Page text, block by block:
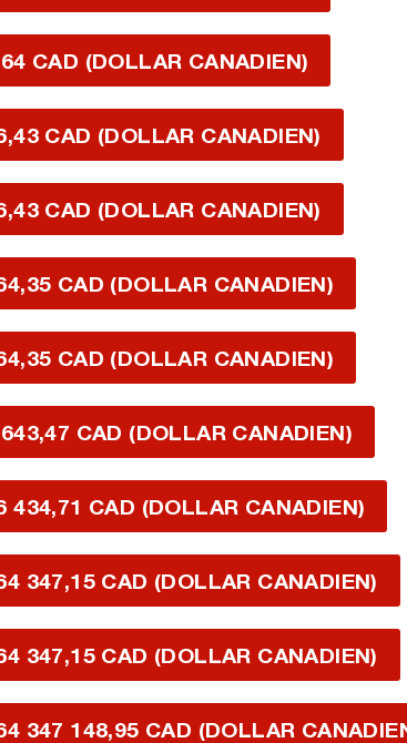
CAD (DOLLAR CANADIEN)
CAD (DOLLAR CANADIEN)
CAD (DOLLAR CANADIEN)
CAD (DOLLAR CANADIEN)
CAD (DOLLAR CANADIEN)
CAD (DOLLAR CANADIEN)
434,71 CAD (DOLLAR CANADIEN)
347,15 CAD (DOLLAR CANADIEN)
347,15 CAD (DOLLAR CANADIEN)
347 148,95 CAD (DOLLAR